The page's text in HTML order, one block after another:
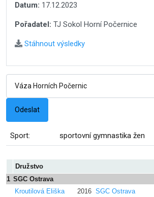
Datum: 17.12.2023
Pořadatel: TJ Sokol Horní Počernice
Stáhnout výsledky
Sport: sportovní gymnastika žen
Družstvo
1 SGC Ostrava
Kroutilová Eliška
2016 SGC Ostrava